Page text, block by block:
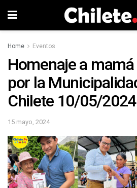
Home Eventos
Homenaje a
por la
Chilete 10/05/2024
15 mayo, 2024